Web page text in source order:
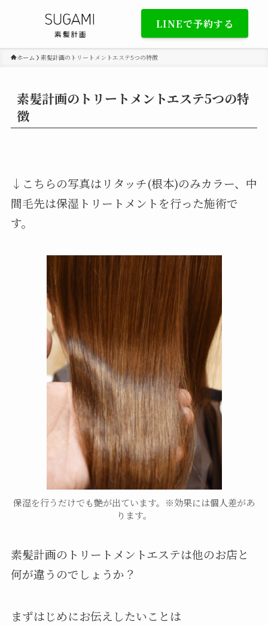
LINEで予約する
ホーム 素髪計画のトリートメントエステ5つの特徴
素髪計画のトリートメントエステ5つの特
徴
↓こちらの写真はリタッチ(根本)のみカラー、中
間毛先は保湿トリートメントを行った施術で
す。
保湿を行うだけでも艶が出ています。※効果には個人差があ
ります。
素髪計画のトリートメントエステは他のお店と
何が違うのでしょうか？
まずはじめにお伝えしたいことは